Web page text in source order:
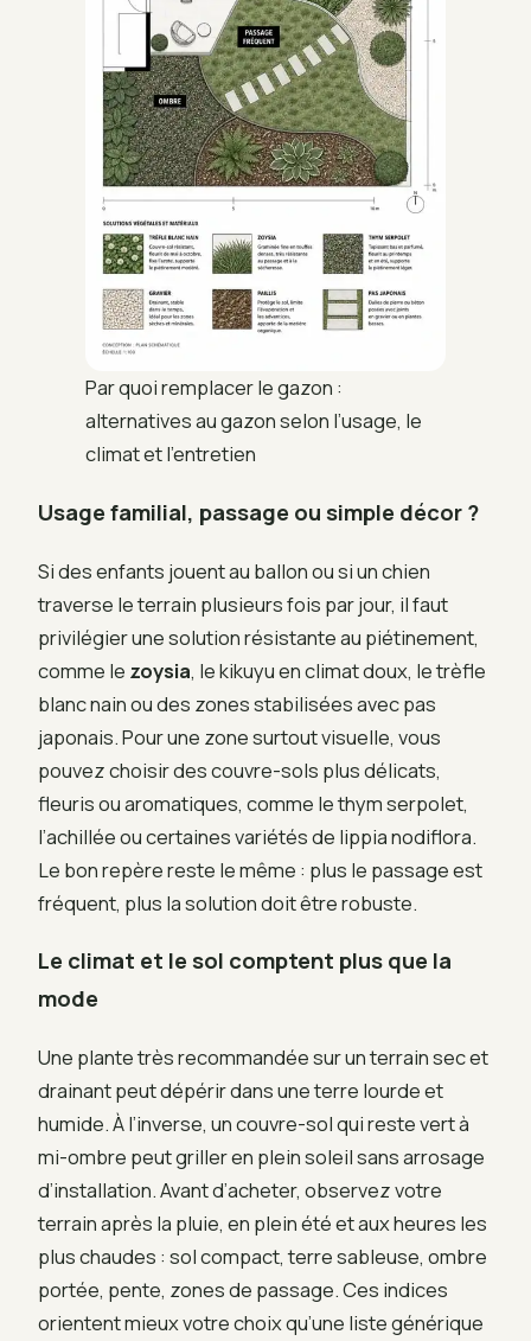
Par quoi remplacer le gazon :
alternatives au gazon selon l’usage, le
climat et l’entretien
Usage familial, passage ou simple décor ?
Si des enfants jouent au ballon ou si un chien
traverse le terrain plusieurs fois par jour, il faut
privilégier une solution résistante au piétinement,
comme le zoysia, le kikuyu en climat doux, le trèfle
blanc nain ou des zones stabilisées avec pas
japonais. Pour une zone surtout visuelle, vous
pouvez choisir des couvre-sols plus délicats,
fleuris ou aromatiques, comme le thym serpolet,
l’achillée ou certaines variétés de lippia nodiflora.
Le bon repère reste le même : plus le passage est
fréquent, plus la solution doit être robuste.
Le climat et le sol comptent plus que la
mode
Une plante très recommandée sur un terrain sec et
drainant peut dépérir dans une terre lourde et
humide. À l’inverse, un couvre-sol qui reste vert à
mi-ombre peut griller en plein soleil sans arrosage
d’installation. Avant d’acheter, observez votre
terrain après la pluie, en plein été et aux heures les
plus chaudes : sol compact, terre sableuse, ombre
portée, pente, zones de passage. Ces indices
orientent mieux votre choix qu’une liste générique